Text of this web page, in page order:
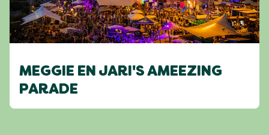
MEGGIE EN JARI'S AMEEZING
PARADE